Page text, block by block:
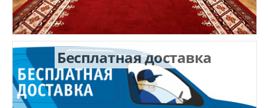
Бесплатная доставка